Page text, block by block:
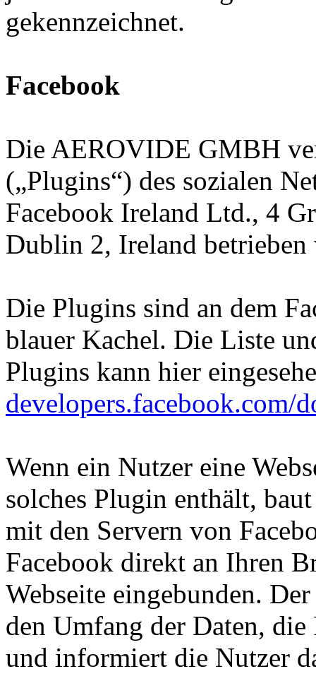
gekennzeichnet.
Facebook
Die AEROVIDE GMBH
(„Plugins“) des sozialen
Facebook Ireland Ltd., 4
Dublin 2, Ireland
Die Plugins sind an dem
blauer Kachel. Die Liste
Plugins kann hier
developers.facebook.com/
Wenn ein Nutzer eine
solches Plugin enthält,
mit den Servern von
Facebook direkt an Ihren
Webseite eingebunden.
den Umfang der Daten,
und informiert die Nutzer